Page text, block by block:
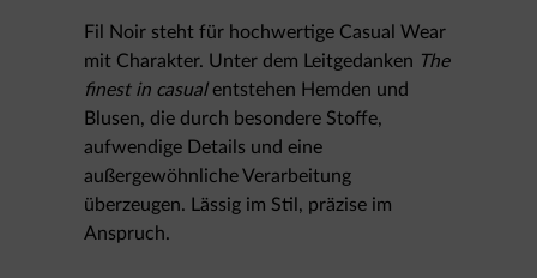
Fil Noir steht für hochwertige Casual Wear
mit Charakter. Unter dem Leitgedanken The
finest in casualentstehen Hemden und
Blusen, die durch besondere Stoffe,
aufwendige Details und eine
außergewöhnliche Verarbeitung
überzeugen. Lässig im Stil, präzise im
Anspruch.